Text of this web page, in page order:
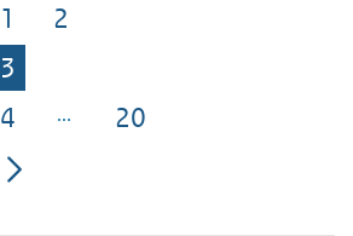
Pagina
1 Pagina
2
Pagina
3
Pagina
4 Pagina
20